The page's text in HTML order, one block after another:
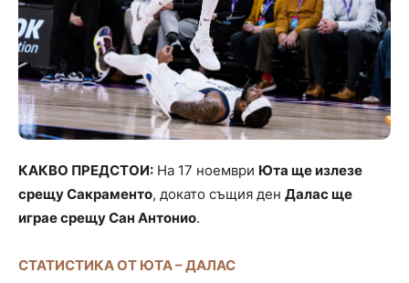
КАКВО ПРЕДСТОИ: На 17 ноември Юта ще излезе
срещу Сакраменто, докато същия ден Далас ще
играе срещу Сан Антонио.
СТАТИСТИКА ОТ ЮТА – ДАЛАС